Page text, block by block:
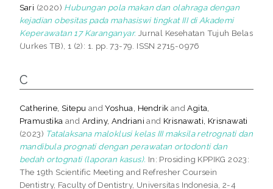
Sari (2020) Hubungan pola makan dan olahraga dengan
kejadian obesitas pada mahasiswi tingkat III di Akademi
Keperawatan 17 Karanganyar. Jurnal Kesehatan Tujuh Belas
(Jurkes TB), 1 (2): 1. pp. 73-79. ISSN 2715-0976
C
Catherine, Sitepu andYoshua, Hendrik andAgita,
Pramustika and Ardiny, Andriani and Krisnawati, Krisnawati
(2023) Tatalaksana maloklusi kelas III maksila retrognati dan
mandibula prognati dengan perawatan ortodonti dan
bedah ortognati (laporan kasus). In: Prosiding KPPIKG 2023:
The 19th Scientific Meeting and Refresher Coursein
Dentistry, Faculty of Dentistry, Universitas Indonesia, 2-4